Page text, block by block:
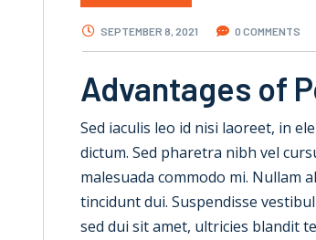
SEPTEMBER 8, 2021 0 COMMENTS
Advantages of
Sed iaculis leo id nisi laoreet, in
dictum. Sed pharetra nibh vel
malesuada commodo mi. Nullam
tincidunt dui. Suspendisse
sed dui sit amet, ultricies blandit